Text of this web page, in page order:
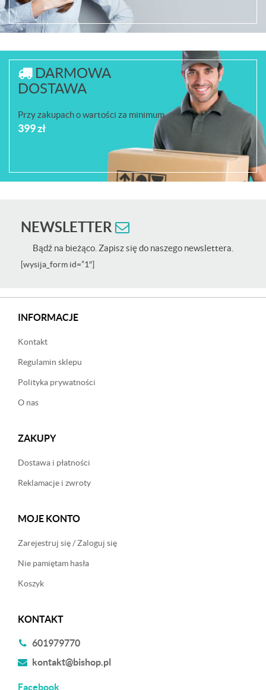
DARMOWA
DOSTAWA
Przy zakupach o wartości za minimum
399 zł
NEWSLETTER
Bądź na bieżąco. Zapisz się do naszego newslettera.
[wysija_form id=”1″]
INFORMACJE
Kontakt
Regulamin sklepu
Polityka prywatności
O nas
ZAKUPY
Dostawa i płatności
Reklamacje i zwroty
MOJE KONTO
Zarejestruj się / Zaloguj się
Nie pamiętam hasła
Koszyk
KONTAKT
601979770
kontakt@bishop.pl
Facebook